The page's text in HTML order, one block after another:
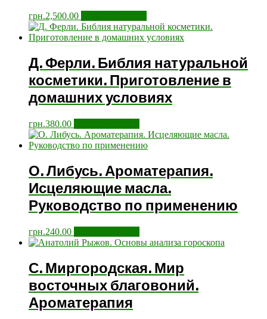
грн.2,500.00
Д. Ферли. Библия натуральной
косметики. Приготовление в
домашних условиях
грн.380.00
О. Либусь. Ароматерапия.
Исцеляющие масла.
Руководство по применению
грн.240.00
С. Миргородская. Мир
восточных благовоний.
Ароматерапия